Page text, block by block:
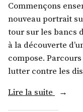
Commençons
nouveau portrait
tour sur les bancs
à la découverte
compose.
lutter contre les
Lire la suite
« Mme